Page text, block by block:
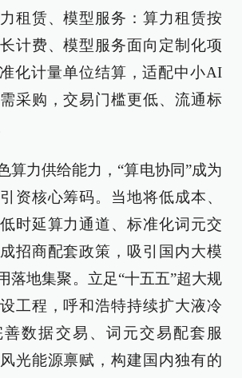
租赁、模型服务：算力租赁按
计费、模型服务面向定制化项
化计量单位结算，适配中小AI
采购，交易门槛更低、流通标
算力供给能力，“算电协同”成为
资核心筹码。当地将低成本、
时延算力通道、标准化词元交
招商配套政策，吸引国内大模
落地集聚。立足“十五五”超大规
工程，呼和浩特持续扩大液冷
数据交易、词元交易配套服
光能源禀赋，构建国内独有的